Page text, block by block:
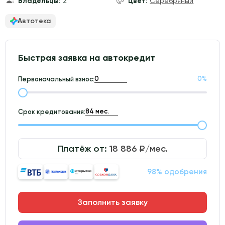
Автотека
Быстрая заявка на автокредит
Первоначальный взнос: 0%
Срок кредитования:
Платёж от: 18 886₽/мес.
98% одобрения
Заполнить заявку